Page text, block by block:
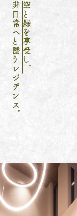
空と緑を享受し、
非日常へと誘うレジデンス。